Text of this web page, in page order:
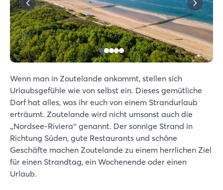
Wenn man in Zoutelande ankommt, stellen sich
Urlaubsgefühle wie von selbst ein. Dieses gemütliche
Dorf hat alles, was ihr euch von einem Strandurlaub
erträumt. Zoutelande wird nicht umsonst auch die
„Nordsee-Riviera“ genannt. Der sonnige Strand in
Richtung Süden, gute Restaurants und schöne
Geschäfte machen Zoutelande zu einem herrlichen Ziel
für einen Strandtag, ein Wochenende oder einen
Urlaub.